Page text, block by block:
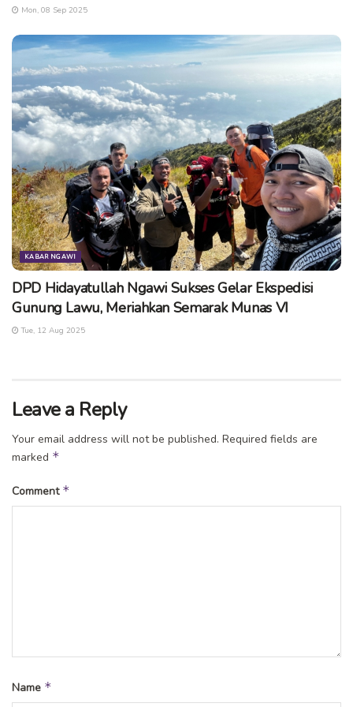
Mon, 08 Sep 2025
KABAR NGAWI
DPD Hidayatullah Ngawi Sukses Gelar Ekspedisi
Gunung Lawu, Meriahkan Semarak Munas VI
Tue, 12 Aug 2025
Leave a Reply
Your email address will not be published. Required fields are
marked *
Comment *
Name *